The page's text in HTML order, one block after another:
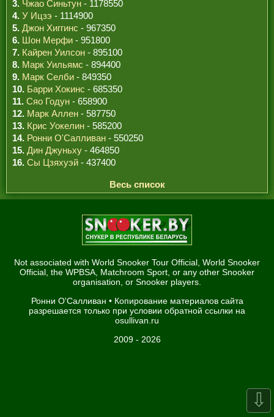
3. Чжао Синьтун - 1178550
4. У Ицзэ - 1114900
5. Джон Хиггинс - 967350
6. Шон Мерфи - 951800
7. Кайрен Уилсон - 895100
8. Марк Уильямс - 894400
9. Марк Селби - 849350
10. Барри Хокинс - 685350
11. Сяо Годун - 658900
12. Марк Аллен - 587750
13. Крис Уокелин - 585200
14. Ронни О'Салливан - 550250
15. Дин Джуньху - 464850
16. Сы Цзяхуэй - 437400
Весь список
Not associated with World Snooker Tour Official, World Snooker
Official, the WPBSA, Matchroom Sport, or any other Snooker
organisation, or Snooker players.
Ронни О'Салливан • Копирование материалов сайта
разрешается только при условии обратной ссылки на
osullivan.ru
2009 - 2026
⇩